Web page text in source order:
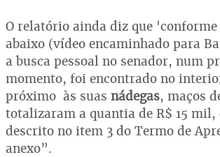
O relatório ainda diz que 'conforme
abaixo (vídeo encaminhado para
a busca pessoal no senador, num
momento, foi encontrado no
próximo às suas nádegas, maços
totalizaram a quantia de R$ 15 mil,
descrito no item 3 do Termo de
anexo”.